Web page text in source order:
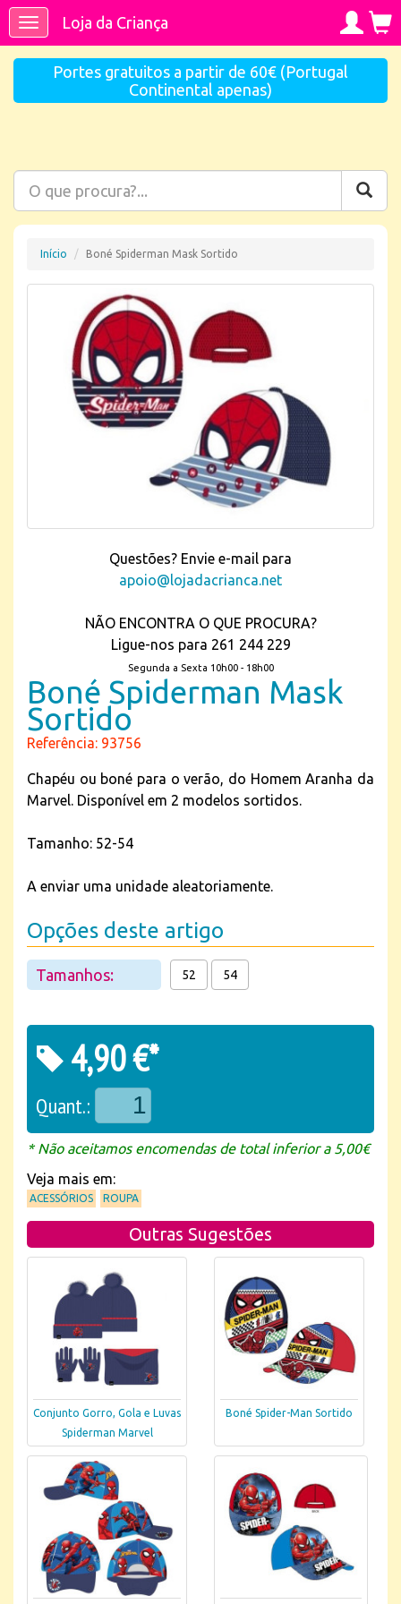
ToggleLoja da Criança
Portes gratuitos a partir de 60€ (Portugal
Continental apenas)
Início Boné Spiderman Mask Sortido
Questões? Envie e-mail para
apoio@lojadacrianca.net
NÃO ENCONTRA O QUE PROCURA?
Ligue-nos para 261 244 229
Segunda a Sexta 10h00 - 18h00
Boné Spiderman Mask
Sortido
Referência: 93756
Chapéu ou boné para o verão, do Homem Aranha da
Marvel. Disponível em 2 modelos sortidos.
Tamanho: 52-54
A enviar uma unidade aleatoriamente.
Opções deste artigo
Tamanhos: 52 54
4,90 €*
Quant.:
* Não aceitamos encomendas de total inferior a 5,00€
Veja mais em:
ACESSÓRIOS ROUPA
Outras Sugestões
Conjunto Gorro, Gola e Luvas
Spiderman Marvel
Boné Spider-Man Sortido